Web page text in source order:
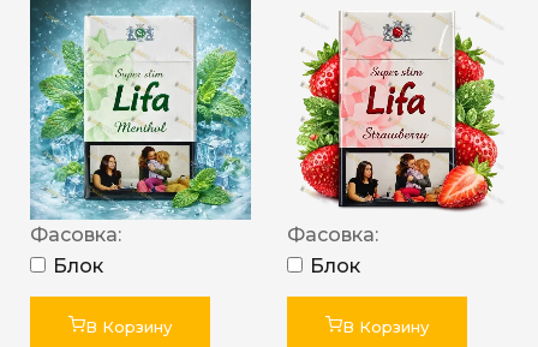
Фасовка:
Блок
В Корзину
Фасовка:
Блок
В Корзину